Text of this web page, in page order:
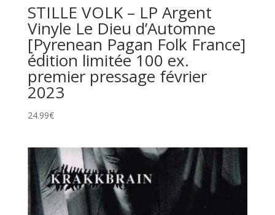
STILLE VOLK – LP Argent
Vinyle Le Dieu d’Automne
[Pyrenean Pagan Folk France]
édition limitée 100 ex.
premier pressage février
2023
24.99€